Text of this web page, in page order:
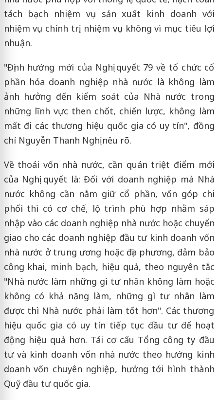
tách bạch nhiệm vụ sản xuất kinh doanh với
nhiệm vụ chính trị, nhiệm vụ không vì mục tiêu lợi
nhuận.
"Định hướng mới của Nghị quyết 79 về tổ chức cổ
phần hóa doanh nghiệp nhà nước là không làm
ảnh hưởng đến kiểm soát của Nhà nước trong
những lĩnh vực then chốt, chiến lược, không làm
mất đi các thương hiệu quốc gia có uy tín", đồng
chí Nguyễn Thanh Nghị nêu rõ.
Về thoái vốn nhà nước, cần quán triệt điểm mới
của Nghị quyết là: Đối với doanh nghiệp mà Nhà
nước không cần nắm giữ cổ phần, vốn góp chi
phối thì có cơ chế, lộ trình phù hợp nhằm sáp
nhập vào các doanh nghiệp nhà nước hoặc chuyển
giao cho các doanh nghiệp đầu tư kinh doanh vốn
nhà nước ở trung ương hoặc địa phương, đảm bảo
công khai, minh bạch, hiệu quả, theo nguyên tắc
"Nhà nước làm những gì tư nhân không làm hoặc
không có khả năng làm, những gì tư nhân làm
được thì Nhà nước phải làm tốt hơn". Các thương
hiệu quốc gia có uy tín tiếp tục đầu tư để hoạt
động hiệu quả hơn. Tái cơ cấu Tổng công ty đầu
tư và kinh doanh vốn nhà nước theo hướng kinh
doanh vốn chuyên nghiệp, hướng tới hình thành
Quỹ đầu tư quốc gia.